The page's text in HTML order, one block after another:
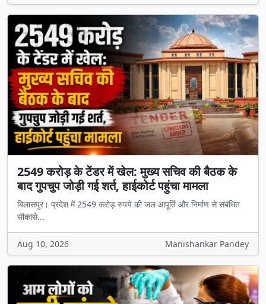
2549 करोड़ के टेंडर में खेल: मुख्य सचिव की बैठक के
बाद गुपचुप जोड़ी गई शर्त, हाईकोर्ट पहुंचा मामला
बिलासपुर। प्रदेश में 2549 करोड़ रुपये की जल आपूर्ति और निर्माण से संबंधित
सीकासे...
Aug 10, 2026 Manishankar Pandey